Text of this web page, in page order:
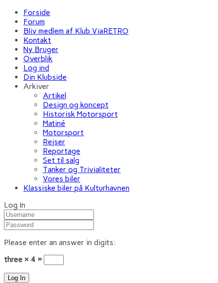
Forside
Forum
Bliv medlem af Klub ViaRETRO
Kontakt
Ny Bruger
Overblik
Log ind
Din Klubside
Arkiver
Artikel
Design og koncept
Historisk Motorsport
Matiné
Motorsport
Rejser
Reportage
Set til salg
Tanker og Trivialiteter
Vores biler
Klassiske biler på Kulturhavnen
Log In
Please enter an answer in digits:
three × 4 =